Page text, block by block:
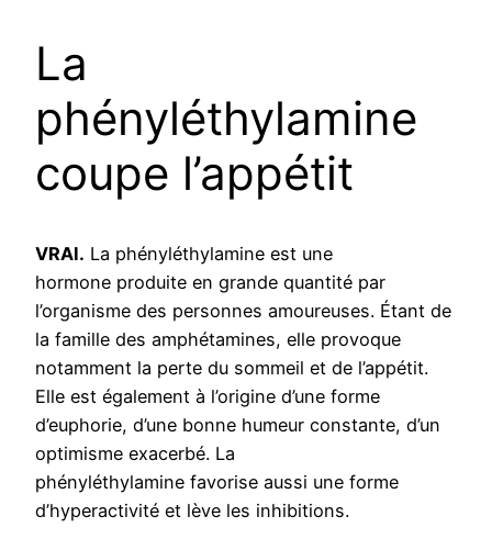
La
phényléthylamine
coupe l’appétit
VRAI. La phényléthylamine est une
hormone produite en grande quantité par
l’organisme des personnes amoureuses. Étant de
la famille des amphétamines, elle provoque
notamment la perte du sommeil et de l’appétit.
Elle est également à l’origine d’une forme
d’euphorie, d’une bonne humeur constante, d’un
optimisme exacerbé. La
phényléthylamine favorise aussi une forme
d’hyperactivité et lève les inhibitions.